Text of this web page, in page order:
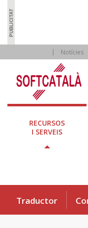
Notícies
RECURSOS
I SERVEIS
Traductor